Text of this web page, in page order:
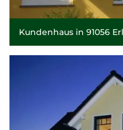
Kundenhaus in 91056